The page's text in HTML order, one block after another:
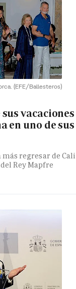
(EFE/Ballesteros)
vacaciones
en uno de sus
regresar de
Rey Mapfre